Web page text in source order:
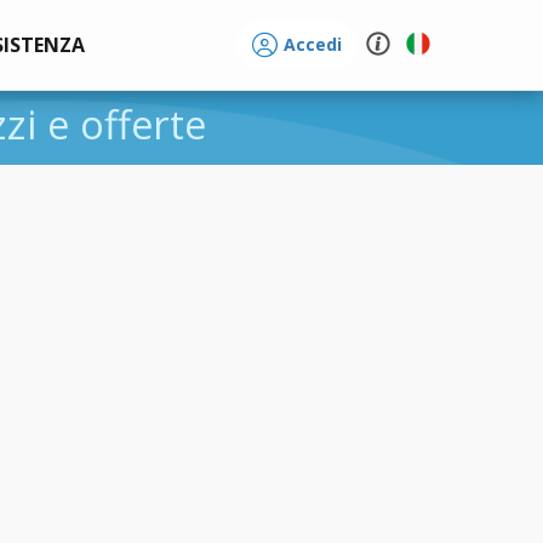
Accedi
e offerte